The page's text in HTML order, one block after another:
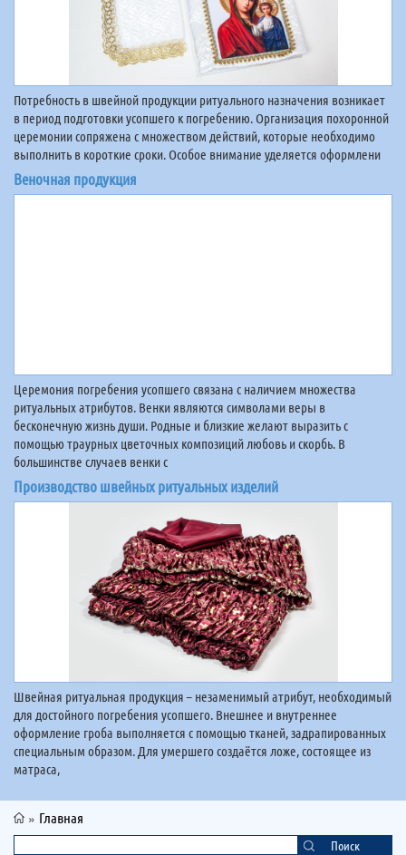
Потребность в швейной продукции ритуального назначения возникает
в период подготовки усопшего к погребению. Организация похоронной
церемонии сопряжена с множеством действий, которые необходимо
выполнить в короткие сроки. Особое внимание уделяется оформлени
Веночная продукция
Церемония погребения усопшего связана с наличием множества
ритуальных атрибутов. Венки являются символами веры в
бесконечную жизнь души. Родные и близкие желают выразить с
помощью траурных цветочных композиций любовь и скорбь. В
большинстве случаев венки с
Производство швейных ритуальных изделий
Швейная ритуальная продукция – незаменимый атрибут, необходимый
для достойного погребения усопшего. Внешнее и внутреннее
оформление гроба выполняется с помощью тканей, задрапированных
специальным образом. Для умершего создаётся ложе, состоящее из
матраса,
» Главная
Поиск